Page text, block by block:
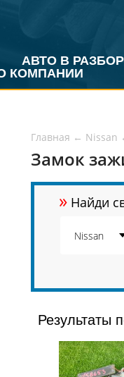
АВТО В РАЗБОР
КОМПАНИИ
Главная ← Nissan
Замок
» Найди
Результаты